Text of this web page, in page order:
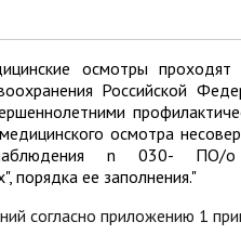
осмотры
Российской
осмотра
наблюдения n 030- ПО/
порядка ее заполнения."
согласно приложению 1